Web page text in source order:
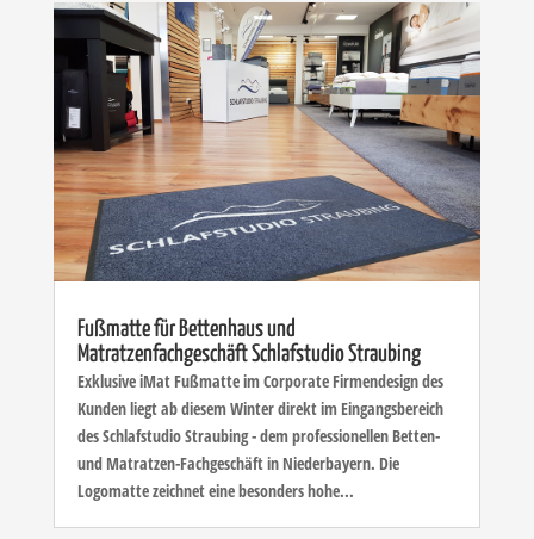
Fußmatte für Bettenhaus und
Matratzenfachgeschäft Schlafstudio Straubing
Exklusive iMat Fußmatte im Corporate Firmendesign des
Kunden liegt ab diesem Winter direkt im Eingangsbereich
des Schlafstudio Straubing - dem professionellen Betten-
und Matratzen-Fachgeschäft in Niederbayern. Die
Logomatte zeichnet eine besonders hohe...